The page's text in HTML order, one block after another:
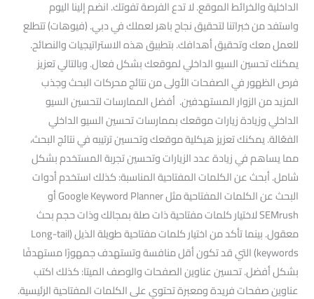
الداخلية والخرائط الموقع. لا تدع الفرصة تفوتك. انضم إلينا اليوم
واستفد من خبراتنا لتحقيق نجاح باهر لعملك في دبي. (فيوهات) تتطلع
للعمل معك وتحقيق أهدافك. بتطبيق هذه الاستراتيجيات والنصائح.
يمكنك تحسين السيو الداخلي لموقعك بشكل فعال. وبالتالي تعزيز
فرص الظهور في الصفحات الأولى من نتائج محركات البحث وجذب
المزيد من الزوار المستهدفين. أفضل الممارسات لتحسين السيو
الداخلي وزيادة زيارات موقعك بممارسات تحسين السيو الداخلي
الفعّالة. يمكنك تعزيز هيكلية موقعك وتحسين ترتيبه في نتائج البحث،
مما يساهم في زيادة عدد الزيارات وتحسين تجربة المستخدم بشكل
شامل. أبحث عن الكلمات المفتاحية المناسبة: كذلك استخدم أدوات
البحث عن الكلمات المفتاحية مثل Google Keyword Planner أو
SEMrush لاختيار كلمات مفتاحية ذات صلة بمجالك وذات حجم بحث
معقول. بينما تأكد من اختيار كلمات مفتاحية طويلة الذيل (Long-tail
keywords) التي قد تكون أقل منافسة وتستهدف جمهورًا مستهدفًا
بشكل أفضل. تحسين عناوين الصفحات والوصف الميتا: كذلك اكتب
عناوين صفحات فريدة ومعبرة تحتوي على الكلمات المفتاحية الرئيسية.